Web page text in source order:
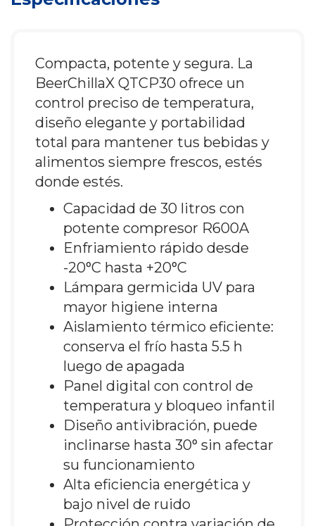
Compacta, potente y segura. La
BeerChillaX QTCP30 ofrece un
control preciso de temperatura,
diseño elegante y portabilidad
total para mantener tus bebidas y
alimentos siempre frescos, estés
donde estés.
Capacidad de 30 litros con
potente compresor R600A
Enfriamiento rápido desde
-20°C hasta +20°C
Lámpara germicida UV para
mayor higiene interna
Aislamiento térmico eficiente:
conserva el frío hasta 5.5 h
luego de apagada
Panel digital con control de
temperatura y bloqueo infantil
Diseño antivibración, puede
inclinarse hasta 30° sin afectar
su funcionamiento
Alta eficiencia energética y
bajo nivel de ruido